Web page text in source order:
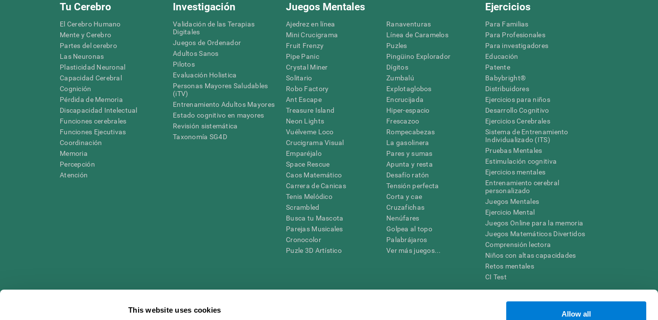
This website uses cookies Allow all
Tu Cerebro
El Cerebro Humano
Mente y Cerebro
Partes del cerebro
Las Neuronas
Plasticidad Neuronal
Capacidad Cerebral
Cognición
Pérdida de Memoria
Discapacidad Intelectual
Funciones cerebrales
Funciones Ejecutivas
Coordinación
Memoria
Percepción
Atención
Investigación
Validación de las Terapias
Digitales
Juegos de Ordenador
Adultos Sanos
Pilotos
Evaluación Holistica
Personas Mayores Saludables
(iTV)
Entrenamiento Adultos Mayores
Estado cognitivo en mayores
Revisión sistemática
Taxonomía SG4D
Juegos Mentales
Ajedrez en línea
Mini Crucigrama
Fruit Frenzy
Pipe Panic
Crystal Miner
Solitario
Robo Factory
Ant Escape
Treasure Island
Neon Lights
Vuélveme Loco
Crucigrama Visual
Emparéjalo
Space Rescue
Caos Matemático
Carrera de Canicas
Tenis Melódico
Scrambled
Busca tu Mascota
Parejas Musicales
Cronocolor
Puzle 3D Artístico
Ranaventuras
Línea de Caramelos
Puzles
Pingüino Explorador
Dígitos
Zumbalú
Explotaglobos
Encrucijada
Hiper-espacio
Frescazoo
Rompecabezas
La gasolinera
Pares y sumas
Apunta y resta
Desafío ratón
Tensión perfecta
Corta y cae
Cruzafichas
Nenúfares
Golpea al topo
Palabrájaros
Ver más juegos...
Ejercicios
Para Familias
Para Profesionales
Para investigadores
Educación
Patente
Babybright®
Distribuidores
Ejercicios para niños
Desarrollo Cognitivo
Ejercicios Cerebrales
Sistema de Entrenamiento
Individualizado (ITS)
Pruebas Mentales
Estimulación cognitiva
Ejercicios mentales
Entrenamiento cerebral
personalizado
Juegos Mentales
Ejercicio Mental
Juegos Online para la memoria
Juegos Matemáticos Divertidos
Comprensión lectora
Niños con altas capacidades
Retos mentales
CI Test
* Las evaluaciones de CogniFit están diseñadas para detectar alteraciones y deterioro cognitivo con el fin de ofrecer a un médico información pertinente para diseñar una intervención terapéutica apropiada. En un entorno
clínico, los resultados de CogniFit (cuando son interpretados por un profesional de la salud cualificado), se pueden utilizar como ayuda para determinar si un individuo debe ser dirigido a una posterior evaluación